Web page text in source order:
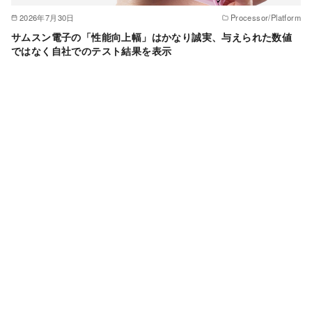
2026年7月30日 Processor/Platform
サムスン電子の「性能向上幅」はかなり誠実、与えられた数値
ではなく自社でのテスト結果を表示